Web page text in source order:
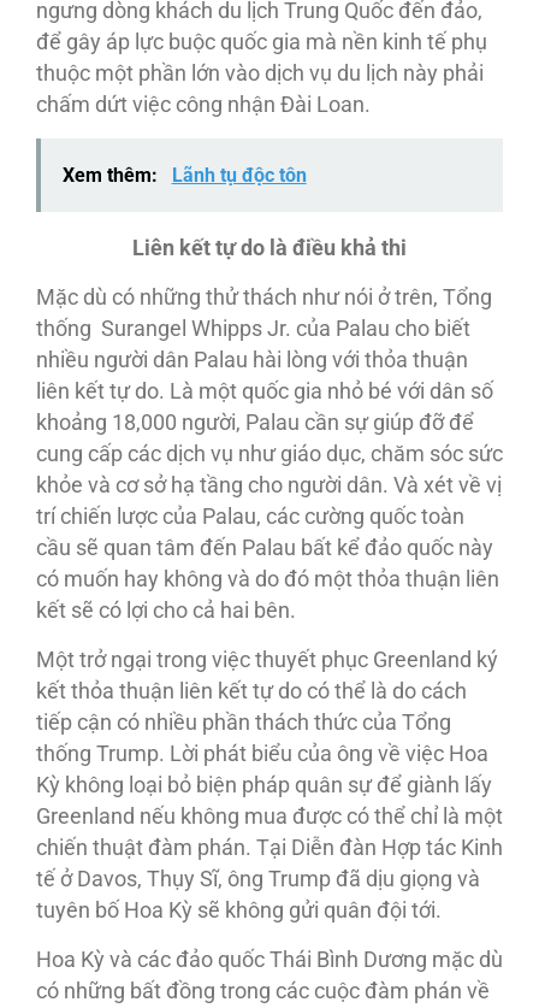
ngưng dòng khách du lịch Trung Quốc đến đảo,
để gây áp lực buộc quốc gia mà nền kinh tế phụ
thuộc một phần lớn vào dịch vụ du lịch này phải
chấm dứt việc công nhận Đài Loan.
Xem thêm: Lãnh tụ độc tôn
Liên kết tự do là điều khả thi
Mặc dù có những thử thách như nói ở trên, Tổng
thống Surangel Whipps Jr. của Palau cho biết
nhiều người dân Palau hài lòng với thỏa thuận
liên kết tự do. Là một quốc gia nhỏ bé với dân số
khoảng 18,000 người, Palau cần sự giúp đỡ để
cung cấp các dịch vụ như giáo dục, chăm sóc sức
khỏe và cơ sở hạ tầng cho người dân. Và xét về vị
trí chiến lược của Palau, các cường quốc toàn
cầu sẽ quan tâm đến Palau bất kể đảo quốc này
có muốn hay không và do đó một thỏa thuận liên
kết sẽ có lợi cho cả hai bên.
Một trở ngại trong việc thuyết phục Greenland ký
kết thỏa thuận liên kết tự do có thể là do cách
tiếp cận có nhiều phần thách thức của Tổng
thống Trump. Lời phát biểu của ông về việc Hoa
Kỳ không loại bỏ biện pháp quân sự để giành lấy
Greenland nếu không mua được có thể chỉ là một
chiến thuật đàm phán. Tại Diễn đàn Hợp tác Kinh
tế ở Davos, Thụy Sĩ, ông Trump đã dịu giọng và
tuyên bố Hoa Kỳ sẽ không gửi quân đội tới.
Hoa Kỳ và các đảo quốc Thái Bình Dương mặc dù
có những bất đồng trong các cuộc đàm phán về